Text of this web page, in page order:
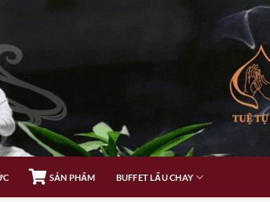
SẢN PHẨM BUFFET LẨU CHAY